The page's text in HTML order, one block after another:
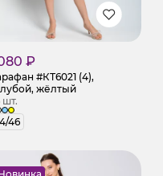
₽
#КТ6021 (4),
жёлтый
шт.
46